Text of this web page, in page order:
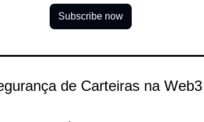
Subscribe now
de Carteiras na Web3